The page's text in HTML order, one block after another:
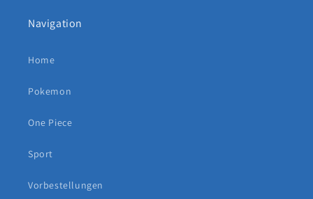
Navigation
Home
Pokemon
One Piece
Sport
Vorbestellungen